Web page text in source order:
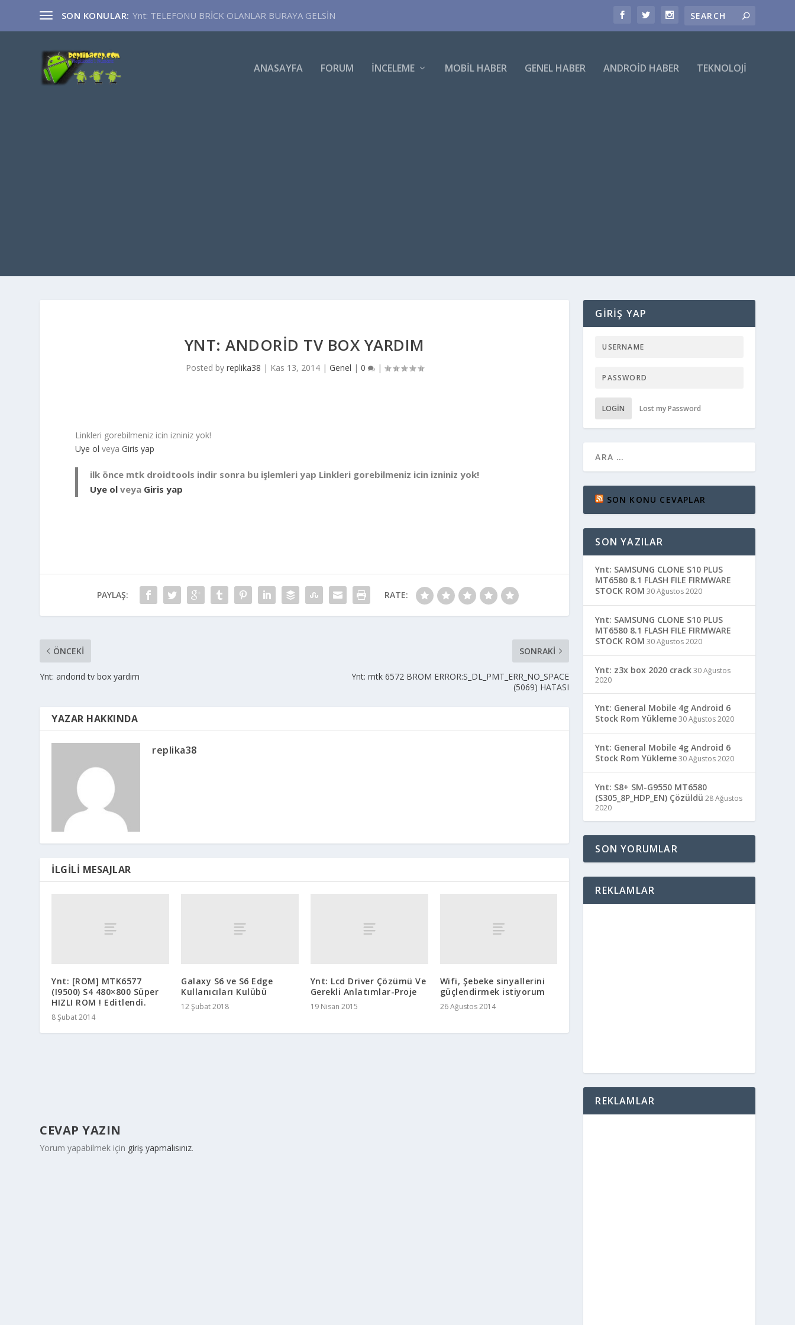
SON KONULAR: Ynt: TELEFONU BRİCK OLANLAR BURAYA GELSİN
ANASAYFA FORUM İNCELEME MOBIL HABER GENEL HABER ANDROID HABER TEKNOLOJI
YNT: ANDORID TV BOX YARDIM
Posted by replika38 | Kas 13, 2014| Genel | 0 |
Linkleri gorebilmeniz icin izniniz yok!
Uye ol veyaGiris yap
ilk önce mtk droidtools indir sonra bu işlemleri yap Linkleri gorebilmeniz icin izniniz yok!
Uye ol veya Giris yap
PAYLAŞ: RATE:
ÖNCEKI
Ynt: andorid tv box yardım
SONRAKI
Ynt: mtk 6572 BROM ERROR:S_DL_PMT_ERR_NO_SPACE
(5069) HATASI
YAZAR HAKKINDA
replika38
İLGILI MESAJLAR
Ynt: [ROM] MTK6577
(I9500) S4 480×800 Süper
HIZLI ROM ! Editlendi.
8 Şubat 2014
Galaxy S6 ve S6 Edge
Kullanıcıları Kulübü
12 Şubat 2018
Ynt: Lcd Driver Çözümü Ve
Gerekli Anlatımlar-Proje
19 Nisan 2015
Wifi, Şebeke sinyallerini
güçlendirmek istiyorum
26 Ağustos 2014
CEVAP YAZIN
Yorum yapabilmek için giriş yapmalısınız.
GIRIŞ YAP
LOGIN Lost my Password
SON KONU CEVAPLAR
SON YAZILAR
Ynt: SAMSUNG CLONE S10 PLUS
MT6580 8.1 FLASH FILE FIRMWARE
STOCK ROM 30 Ağustos 2020
Ynt: SAMSUNG CLONE S10 PLUS
MT6580 8.1 FLASH FILE FIRMWARE
STOCK ROM 30 Ağustos 2020
Ynt: z3x box 2020 crack30 Ağustos
2020
Ynt: General Mobile 4g Android 6
Stock Rom Yükleme30 Ağustos 2020
Ynt: General Mobile 4g Android 6
Stock Rom Yükleme30 Ağustos 2020
Ynt: S8+ SM-G9550 MT6580
(S305_8P_HDP_EN) Çözüldü 28 Ağustos
2020
SON YORUMLAR
REKLAMLAR
REKLAMLAR